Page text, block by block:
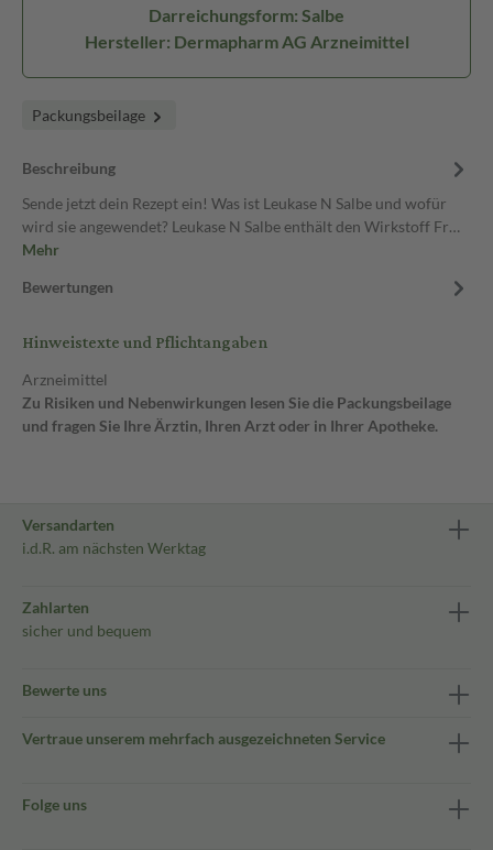
Darreichungsform: Salbe
Hersteller: Dermapharm AG Arzneimittel
Packungsbeilage
Beschreibung
Sende jetzt dein Rezept ein! Was ist Leukase N Salbe und wofür
wird sie angewendet? Leukase N Salbe enthält den Wirkstoff Fr…
Mehr
Bewertungen
Hinweistexte und Pflichtangaben
Arzneimittel
Zu Risiken und Nebenwirkungen lesen Sie die Packungsbeilage
und fragen Sie Ihre Ärztin, Ihren Arzt oder in Ihrer Apotheke.
Versandarten
i.d.R. am nächsten Werktag
Zahlarten
sicher und bequem
Bewerte uns
Vertraue unserem mehrfach ausgezeichneten Service
Folge uns